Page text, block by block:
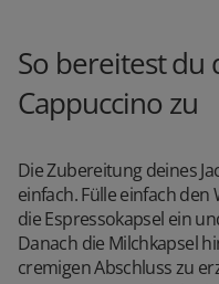
So bereitest du
Cappuccino zu
Die Zubereitung deines
einfach. Fülle einfach
die Espressokapsel ein
Danach die Milchkapsel
cremigen Abschluss zu